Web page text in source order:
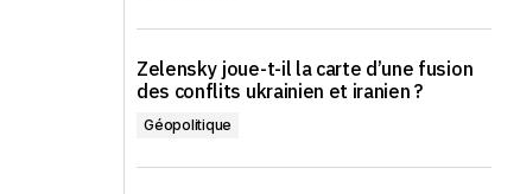
Zelensky joue-t-il la carte d’une fusion
des conflits ukrainien et iranien ?
Géopolitique